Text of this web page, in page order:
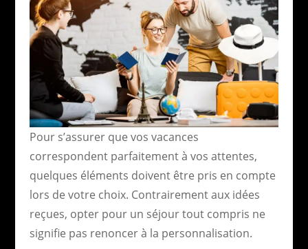
Pour s’assurer que vos vacances
correspondent parfaitement à vos attentes,
quelques éléments doivent être pris en compte
lors de votre choix. Contrairement aux idées
reçues, opter pour un séjour tout compris ne
signifie pas renoncer à la personnalisation.